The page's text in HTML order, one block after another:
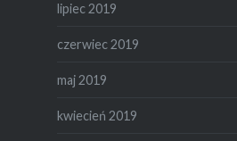
lipiec 2019
czerwiec 2019
maj 2019
kwiecień 2019